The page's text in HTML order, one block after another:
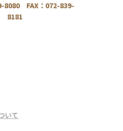
8080 FAX：072-839-
8181
いて